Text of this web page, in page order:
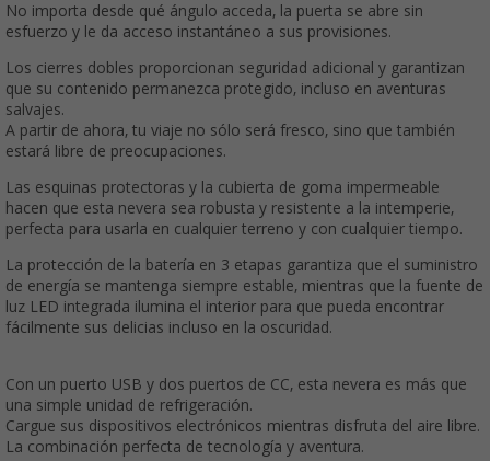
No importa desde qué ángulo acceda, la puerta se abre sin
esfuerzo y le da acceso instantáneo a sus provisiones.
Los cierres dobles proporcionan seguridad adicional y garantizan
que su contenido permanezca protegido, incluso en aventuras
salvajes.
A partir de ahora, tu viaje no sólo será fresco, sino que también
estará libre de preocupaciones.
Las esquinas protectoras y la cubierta de goma impermeable
hacen que esta nevera sea robusta y resistente a la intemperie,
perfecta para usarla en cualquier terreno y con cualquier tiempo.
La protección de la batería en 3 etapas garantiza que el suministro
de energía se mantenga siempre estable, mientras que la fuente de
luz LED integrada ilumina el interior para que pueda encontrar
fácilmente sus delicias incluso en la oscuridad.
Con un puerto USB y dos puertos de CC, esta nevera es más que
una simple unidad de refrigeración.
Cargue sus dispositivos electrónicos mientras disfruta del aire libre.
La combinación perfecta de tecnología y aventura.